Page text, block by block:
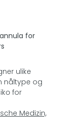
for
ulike
nåltype og
for
Medizin,